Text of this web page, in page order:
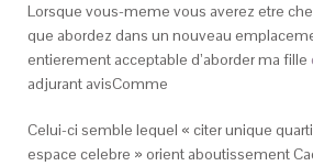
Lorsque vous-meme vous averez etre
que abordez dans un nouveau
entierement acceptable d’aborder ma fille
adjurant avisComme
Celui-ci semble lequel « citer unique
espace celebre » orient aboutissement